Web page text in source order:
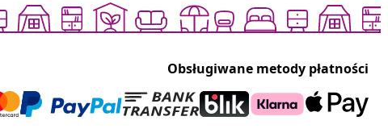
Obsługiwane metody płatności